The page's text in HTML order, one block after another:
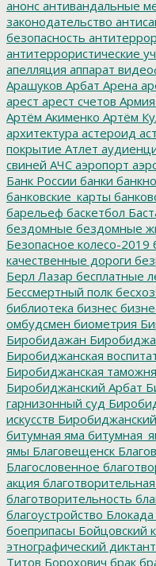
анонс антивандальные
законодательство
безопасность
антитеррористические
апелляция аппарат
Арашуков Арбат Арена
арест арест счетов Армия
Артём Акименко Артём
архитектура астероид
покрытие Атлет
свиней АЧС аэропорт
Банк России банки
банковские_карты
барельеф баскетбол
бездомные бездомные
Безопасное колесо-2019
качественные дороги
Берл Лазар бесплатные
Бессмертный полк
библиотека бизнес
омбудсмен биометрия
Биробидажан
Биробиджанская
Биробиджанская таможня
Биробиджанский Арбат
гарнизонный суд
искусств
битумная яма
ямы Благовещенск
Благословенное
акция
благотворительность
благоустройство
боеприпасы Бойцовский
этнографический диктант
Титов Борохович брак